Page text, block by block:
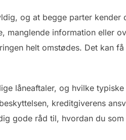
og at begge parter kender
manglende information eller
helt omstødes. Det kan
låneaftaler, og hvilke
kreditgiverens
gode råd til, hvordan du